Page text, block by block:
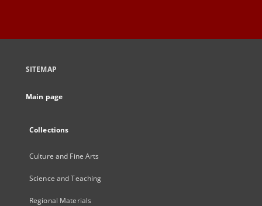
SITEMAP
Main page
Collections
Culture and Fine Arts
Science and Teaching
Regional Materials